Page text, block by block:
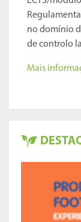
no domínio
de controlo
Mais